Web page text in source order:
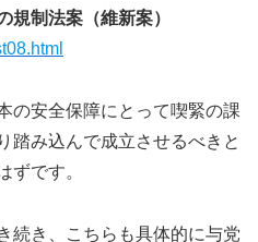
規制法案（維新案）
の安全保障にとって喫緊の課
踏み込んで成立させるべきと
ずです。
続き、こちらも具体的に与党